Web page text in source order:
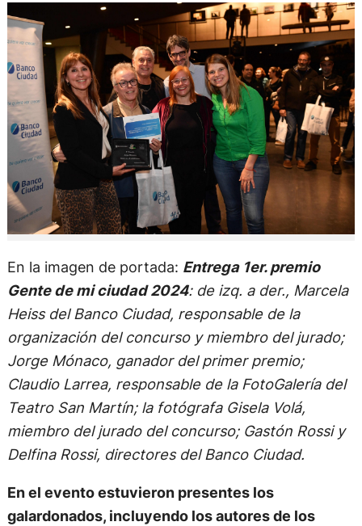
En la imagen de portada: Entrega 1er. premio
Gente de mi ciudad 2024: de izq. a der., Marcela
Heiss del Banco Ciudad, responsable de la
organización del concurso y miembro del jurado;
Jorge Mónaco, ganador del primer premio;
Claudio Larrea, responsable de la FotoGalería del
Teatro San Martín; la fotógrafa Gisela Volá,
miembro del jurado del concurso; Gastón Rossi y
Delfina Rossi, directores del Banco Ciudad.
En el evento estuvieron presentes los
galardonados, incluyendo los autores de los